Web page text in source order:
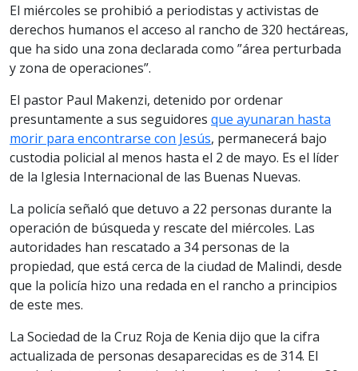
El miércoles se prohibió a periodistas y activistas de
derechos humanos el acceso al rancho de 320 hectáreas,
que ha sido una zona declarada como ”área perturbada
y zona de operaciones”.
El pastor Paul Makenzi, detenido por ordenar
presuntamente a sus seguidores que ayunaran hasta
morir para encontrarse con Jesús, permanecerá bajo
custodia policial al menos hasta el 2 de mayo. Es el líder
de la Iglesia Internacional de las Buenas Nuevas.
La policía señaló que detuvo a 22 personas durante la
operación de búsqueda y rescate del miércoles. Las
autoridades han rescatado a 34 personas de la
propiedad, que está cerca de la ciudad de Malindi, desde
que la policía hizo una redada en el rancho a principios
de este mes.
La Sociedad de la Cruz Roja de Kenia dijo que la cifra
actualizada de personas desaparecidas es de 314. El